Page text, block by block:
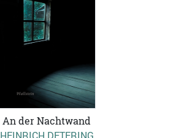
An der Nachtwand